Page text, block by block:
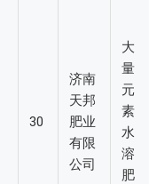
30
济南
天邦
肥业
有限
公司
大
量
元
素
水
溶
肥